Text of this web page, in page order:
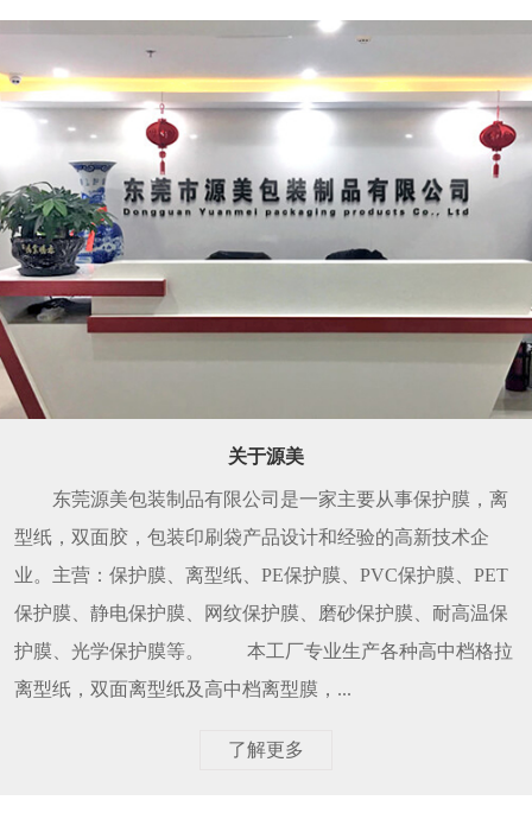
关于源美
东莞源美包装制品有限公司是一家主要从事保护膜，离
型纸，双面胶，包装印刷袋产品设计和经验的高新技术企
业。主营：保护膜、离型纸、PE保护膜、PVC保护膜、PET
保护膜、静电保护膜、网纹保护膜、磨砂保护膜、耐高温保
护膜、光学保护膜等。 本工厂专业生产各种高中档格拉
离型纸，双面离型纸及高中档离型膜，...
了解更多